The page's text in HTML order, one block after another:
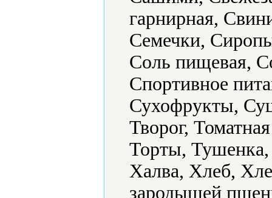
гарнирная,
Семечки,
Соль пищевая,
Спортивное
Сухофрукты,
Творог,
Торты,
Халва, Хлеб,
зародышей